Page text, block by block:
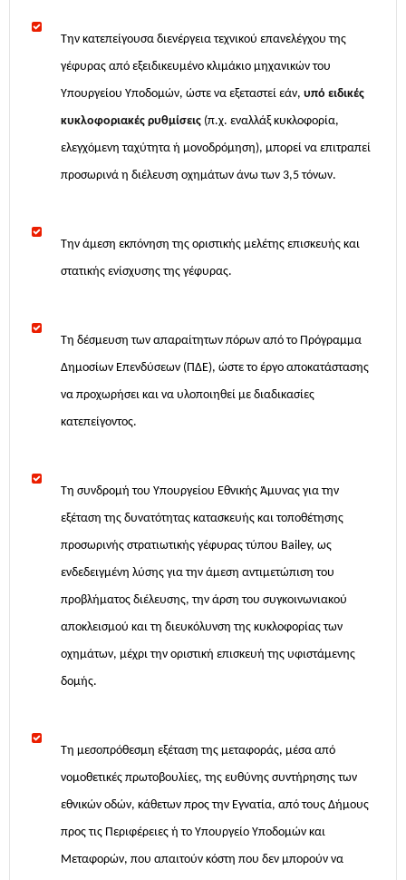
Την κατεπείγουσα διενέργεια τεχνικού επανελέγχου της
γέφυρας από εξειδικευμένο κλιμάκιο μηχανικών του
Υπουργείου Υποδομών, ώστε να εξεταστεί εάν, υπό ειδικές
κυκλοφοριακές ρυθμίσεις (π.χ. εναλλάξ κυκλοφορία,
ελεγχόμενη ταχύτητα ή μονοδρόμηση), μπορεί να επιτραπεί
προσωρινά η διέλευση οχημάτων άνω των 3,5 τόνων.
Την άμεση εκπόνηση της οριστικής μελέτης επισκευής και
στατικής ενίσχυσης της γέφυρας.
Τη δέσμευση των απαραίτητων πόρων από το Πρόγραμμα
Δημοσίων Επενδύσεων (ΠΔΕ), ώστε το έργο αποκατάστασης
να προχωρήσει και να υλοποιηθεί με διαδικασίες
κατεπείγοντος.
Τη συνδρομή του Υπουργείου Εθνικής Άμυνας για την
εξέταση της δυνατότητας κατασκευής και τοποθέτησης
προσωρινής στρατιωτικής γέφυρας τύπου Bailey, ως
ενδεδειγμένη λύσης για την άμεση αντιμετώπιση του
προβλήματος διέλευσης, την άρση του συγκοινωνιακού
αποκλεισμού και τη διευκόλυνση της κυκλοφορίας των
οχημάτων, μέχρι την οριστική επισκευή της υφιστάμενης
δομής.
Τη μεσοπρόθεσμη εξέταση της μεταφοράς, μέσα από
νομοθετικές πρωτοβουλίες, της ευθύνης συντήρησης των
εθνικών οδών, κάθετων προς την Εγνατία, από τους Δήμους
προς τις Περιφέρειες ή το Υπουργείο Υποδομών και
Μεταφορών, που απαιτούν κόστη που δεν μπορούν να